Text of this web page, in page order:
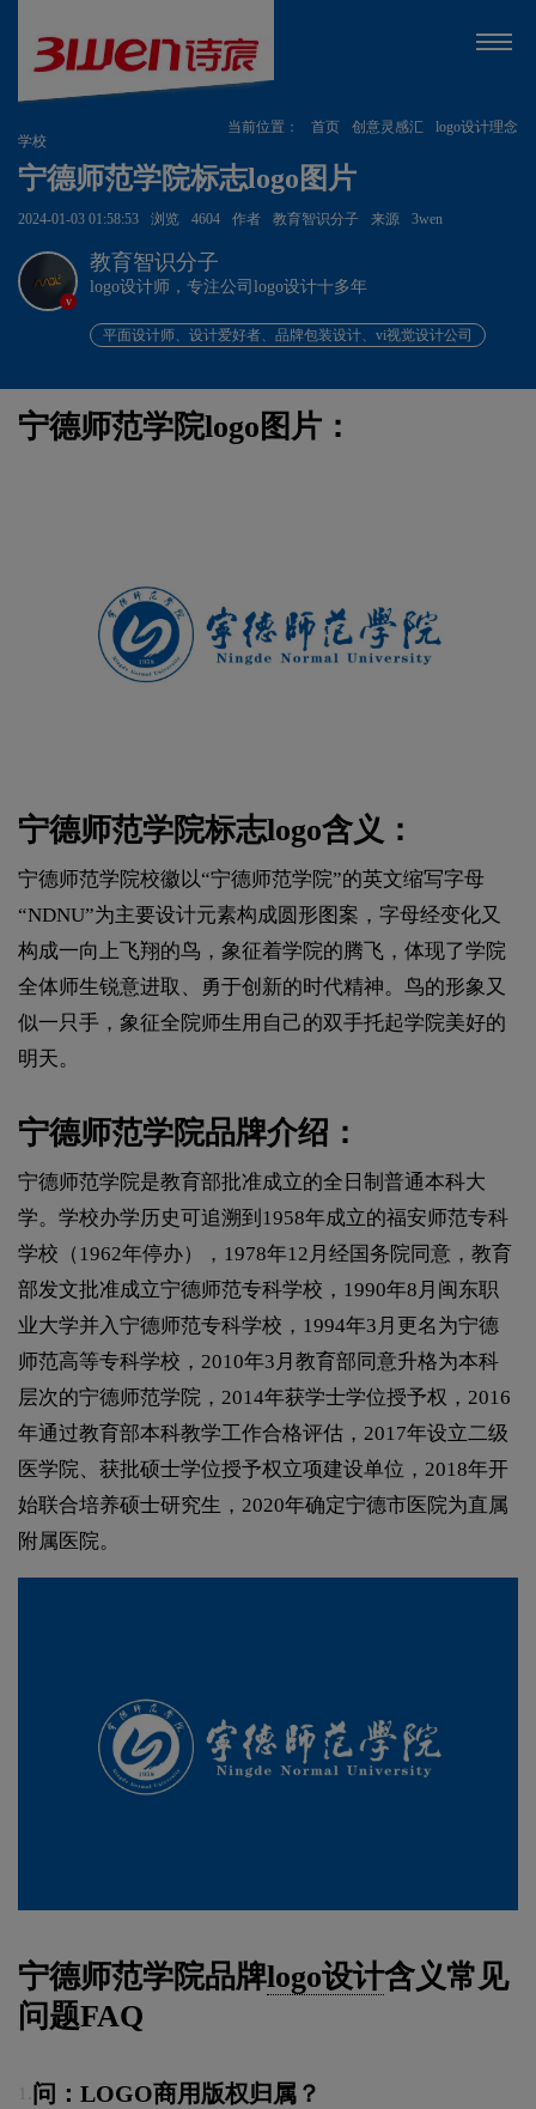
当前位置： 首页 创意灵感汇
logo设计理念
学校
宁德师范学院标志logo图片
2024-01-03 01:58:53 浏览 4604 作者 教育智识分子 来源 3wen
v
教育智识分子
logo设计师，专注公司logo设计十多年
平面设计师、设计爱好者、品牌包装设计、vi视觉设计公司
宁德师范学院logo图片：
宁德师范学院标志logo含义：
宁德师范学院校徽以“宁德师范学院”的英文缩写字母
“NDNU”为主要设计元素构成圆形图案，字母经变化又
构成一向上飞翔的鸟，象征着学院的腾飞，体现了学院
全体师生锐意进取、勇于创新的时代精神。鸟的形象又
似一只手，象征全院师生用自己的双手托起学院美好的
明天。
宁德师范学院品牌介绍：
宁德师范学院是教育部批准成立的全日制普通本科大
学。学校办学历史可追溯到1958年成立的福安师范专科
学校（1962年停办），1978年12月经国务院同意，教育
部发文批准成立宁德师范专科学校，1990年8月闽东职
业大学并入宁德师范专科学校，1994年3月更名为宁德
师范高等专科学校，2010年3月教育部同意升格为本科
层次的宁德师范学院，2014年获学士学位授予权，2016
年通过教育部本科教学工作合格评估，2017年设立二级
医学院、获批硕士学位授予权立项建设单位，2018年开
始联合培养硕士研究生，2020年确定宁德市医院为直属
附属医院。
宁德师范学院品牌logo设计含义常见
问题FAQ
问：LOGO商用版权归属？